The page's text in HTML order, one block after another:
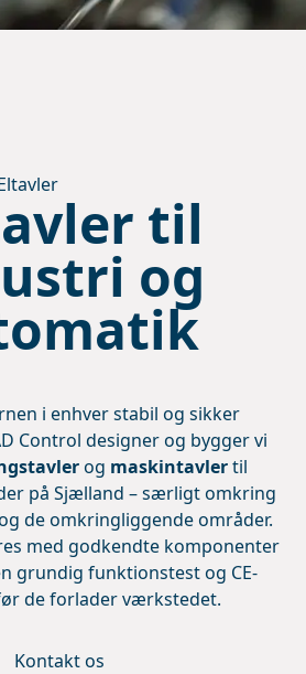
til
og
i enhver stabil og sikker
Control designer og bygger vi
og maskintavlertil
på Sjælland – særligt omkring
de omkringliggende områder.
med godkendte komponenter
grundig funktionstest og CE-
de forlader værkstedet.
Kontakt os